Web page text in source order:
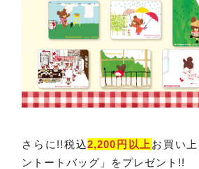
さらに!!税込2,200円以上 お買い
ントートバッグ」をプレゼント!!